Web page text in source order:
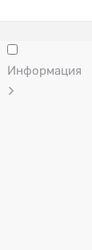
Информация